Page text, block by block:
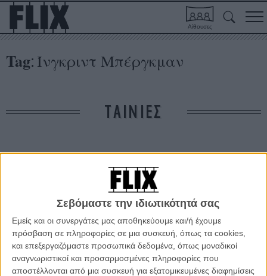
Σεβόμαστε την ιδιωτικότητά σας
Εμείς και οι συνεργάτες μας αποθηκεύουμε και/ή έχουμε
πρόσβαση σε πληροφορίες σε μια συσκευή, όπως τα cookies,
και επεξεργαζόμαστε προσωπικά δεδομένα, όπως μοναδικοί
αναγνωριστικοί και προσαρμοσμένες πληροφορίες που
αποστέλλονται από μια συσκευή για εξατομικευμένες διαφημίσεις
Αίθουσες
Tag: Ίνγκριντ Μπέργκμαν
ΤΑΙΝΙΕΣ
Δε βρέθηκαν σχετικές κριτικές ταινιών.
ΑΡΘΡΑ
Από τον Μάρλον Μπράντο στο μοναδικό μουσείο...
πέους στον κόσμο, το ντοκιμαντέρ βρίσκει το σπίτι του
στο Exile Room
ΝΕΑ /08 ΟΚΤ 2016/ Flix Team